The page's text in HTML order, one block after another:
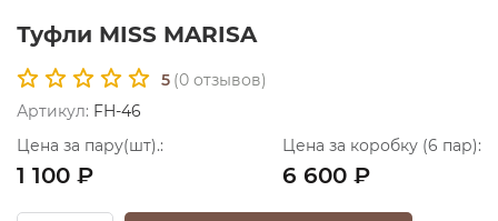
Туфли MISS MARISA
5 (0 отзывов)
Артикул: FH-46
Цена за пару(шт).:
1 100 ₽
Цена за коробку (6 пар):
6 600 ₽